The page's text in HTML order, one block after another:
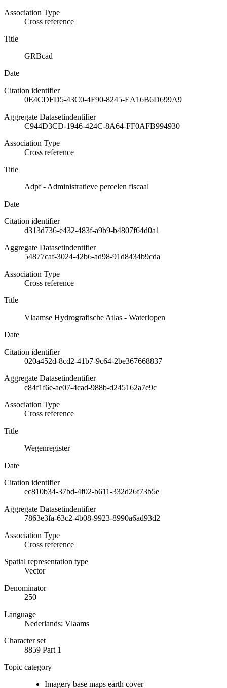
Association Type
Cross reference
Title
GRBcad
Date
Citation identifier
0E4CDFD5-43C0-4F90-8245-EA16B6D699A9
Aggregate Datasetindentifier
C944D3CD-1946-424C-8A64-FF0AFB994930
Association Type
Cross reference
Title
Adpf - Administratieve percelen fiscaal
Date
Citation identifier
d313d736-e432-483f-a9b9-b4807f64d0a1
Aggregate Datasetindentifier
54877caf-3024-42b6-ad98-91d8434b9cda
Association Type
Cross reference
Title
Vlaamse Hydrografische Atlas - Waterlopen
Date
Citation identifier
020a452d-8cd2-41b7-9c64-2be367668837
Aggregate Datasetindentifier
c84f1f6e-ae07-4cad-988b-d245162a7e9c
Association Type
Cross reference
Title
Wegenregister
Date
Citation identifier
ec810b34-37bd-4f02-b611-332d26f73b5e
Aggregate Datasetindentifier
7863e3fa-63c2-4b08-9923-8990a6ad93d2
Association Type
Cross reference
Spatial representation type
Vector
Denominator
250
Language
Nederlands; Vlaams
Character set
8859 Part 1
Topic category
Imagery base maps earth cover